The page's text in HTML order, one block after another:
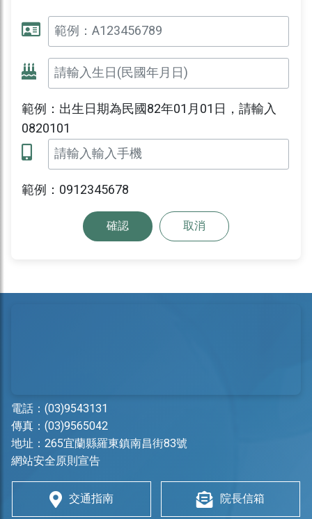
範例：出生日期為民國82年01月01日，請輸入
0820101
範例：0912345678
確認 取消
電話： (03)9543131
傳真：(03)9565042
地址： 265宜蘭縣羅東鎮南昌街83號
網站安全原則宣告
交通指南 院長信箱